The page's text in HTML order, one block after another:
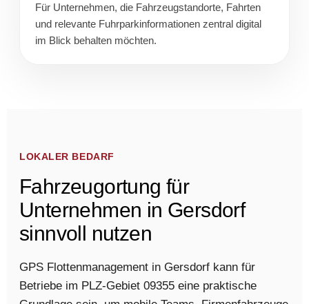
Für Unternehmen, die Fahrzeugstandorte, Fahrten
und relevante Fuhrparkinformationen zentral digital
im Blick behalten möchten.
LOKALER BEDARF
Fahrzeugortung für
Unternehmen in Gersdorf
sinnvoll nutzen
GPS Flottenmanagement in Gersdorf kann für
Betriebe im PLZ-Gebiet 09355 eine praktische